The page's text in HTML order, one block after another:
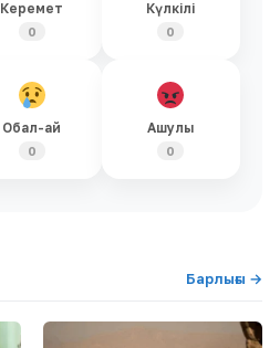
Керемет
0
Күлкілі
0
Обал-ай
0
Ашулы
0
Барлығы →